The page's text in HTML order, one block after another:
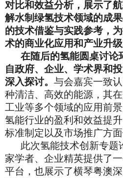
对比和效益分析，展示了
解水制绿氢技术领域的成
的技术借鉴与实践参考，
术的商业化应用和产业升级
在随后的氢能圆桌讨论
自政府、企业、学术界和
深入探讨。 与会嘉宾一致
种清洁、高效的能源，其
工业等多个领域的应用前
氢能行业的盈利和效益提
标准制定以及市场推广方面
此次氢能技术创新专题
家学者、企业精英提供了
平台，也展示了横琴粤澳